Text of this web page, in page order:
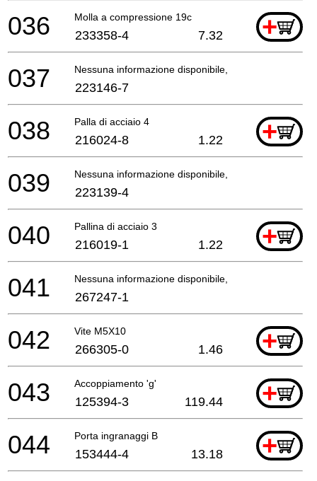
Molla a compressione 19c +
036 233358-4 7.32
Nessuna informazione disponibile, non ordinabile
037 223146-7
Palla di acciaio 4 +
038 216024-8 1.22
Nessuna informazione disponibile, non ordinabile
039 223139-4
Pallina di acciaio 3 +
040 216019-1 1.22
Nessuna informazione disponibile, non ordinabile
041 267247-1
Vite M5X10 +
042 266305-0 1.46
Accoppiamento 'g' +
043 125394-3 119.44
Porta ingranaggi B +
044 153444-4 13.18